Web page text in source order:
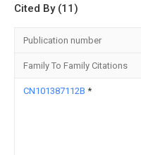
Cited By (11)
Publication number
Family To Family Citations
CN101387112B *